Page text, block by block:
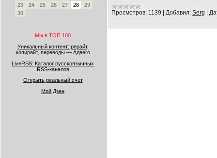
23
24 25 26 27 28
29
30
Мы в ТОП 100
Уникальный контент: рерайт,
копирайт, переводы — Адвего
LiveRSS: Каталог русскоязычных
RSS-каналов
Открыть реальный счет
Мой Дзен
Просмотров: 1139 | Добавил: Serg |